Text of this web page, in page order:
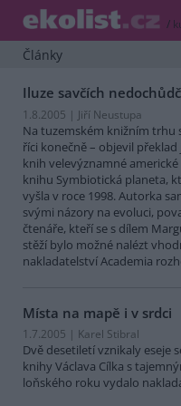
/
Články
Iluze savčích
1.8.2005 | Jiří Neustupa
Na tuzemském knižním trhu
říci konečně – objevil
knih velevýznamné
knihu Symbiotická planeta,
vyšla v roce 1998. Autorka
svými názory na evoluci,
čtenáře, kteří se s dílem
stěží bylo možné nalézt
nakladatelství Academia
Místa na mapě i v srdci
1.7.2005 | Karel Stibral
Dvě desetiletí vznikaly eseje
knihy Václava Cílka s
loňského roku vydalo